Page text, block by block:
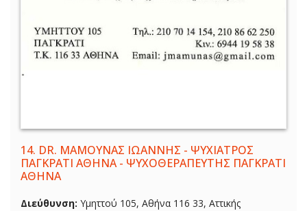
14. DR. ΜΑΜΟΥΝΑΣ ΙΩΑΝΝΗΣ - ΨΥΧΙΑΤΡΟΣ
ΠΑΓΚΡΑΤΙ ΑΘΗΝΑ - ΨΥΧΟΘΕΡΑΠΕΥΤΗΣ ΠΑΓΚΡΑΤΙ
ΑΘΗΝΑ
Διεύθυνση: Υμηττού 105, Αθήνα 116 33, Αττικής